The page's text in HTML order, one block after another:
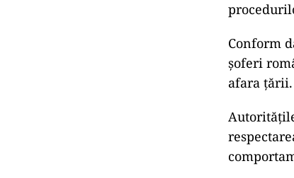
Conform
șoferi
afara țării.